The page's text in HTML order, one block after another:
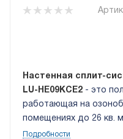
Настенная сплит-
LU-HE09KCE2 - это
работающая на
помещениях до 26 кв.
элегантным дизайном
Подробности